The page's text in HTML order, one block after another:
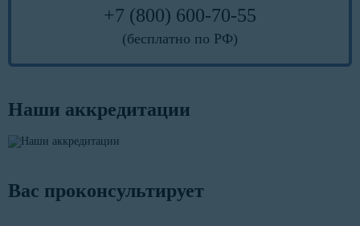
+7 (800) 600-70-55
(бесплатно по РФ)
Наши аккредитации
Вас проконсультирует